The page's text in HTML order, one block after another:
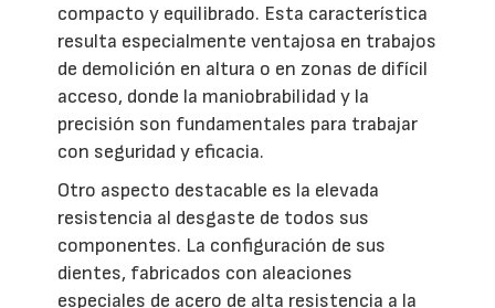
compacto y equilibrado. Esta característica
resulta especialmente ventajosa en trabajos
de demolición en altura o en zonas de difícil
acceso, donde la maniobrabilidad y la
precisión son fundamentales para trabajar
con seguridad y eficacia.
Otro aspecto destacable es la elevada
resistencia al desgaste de todos sus
componentes. La configuración de sus
dientes, fabricados con aleaciones
especiales de acero de alta resistencia a la